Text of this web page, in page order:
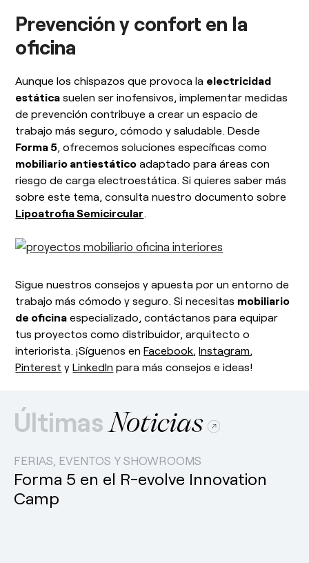
Prevención y confort en la
oficina
Aunque los chispazos que provoca la electricidad
estática suelen ser inofensivos, implementar medidas
de prevención contribuye a crear un espacio de
trabajo más seguro, cómodo y saludable. Desde
Forma 5, ofrecemos soluciones específicas como
mobiliario antiestático adaptado para áreas con
riesgo de carga electroestática. Si quieres saber más
sobre este tema, consulta nuestro documento sobre
Lipoatrofia Semicircular.
Sigue nuestros consejos y apuesta por un entorno de
trabajo más cómodo y seguro. Si necesitas mobiliario
de oficina especializado, contáctanos para equipar
tus proyectos como distribuidor, arquitecto o
interiorista. ¡Síguenos enFacebook,Instagram,
Pinterest yLinkedIn para más consejos e ideas!
Últimas Noticias
FERIAS, EVENTOS Y SHOWROOMS
Forma 5 en el R-evolve Innovation
Camp